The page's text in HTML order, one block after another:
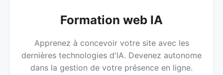
Formation web IA
Apprenez à concevoir votre site avec les
dernières technologies d'IA. Devenez autonome
dans la gestion de votre présence en ligne.